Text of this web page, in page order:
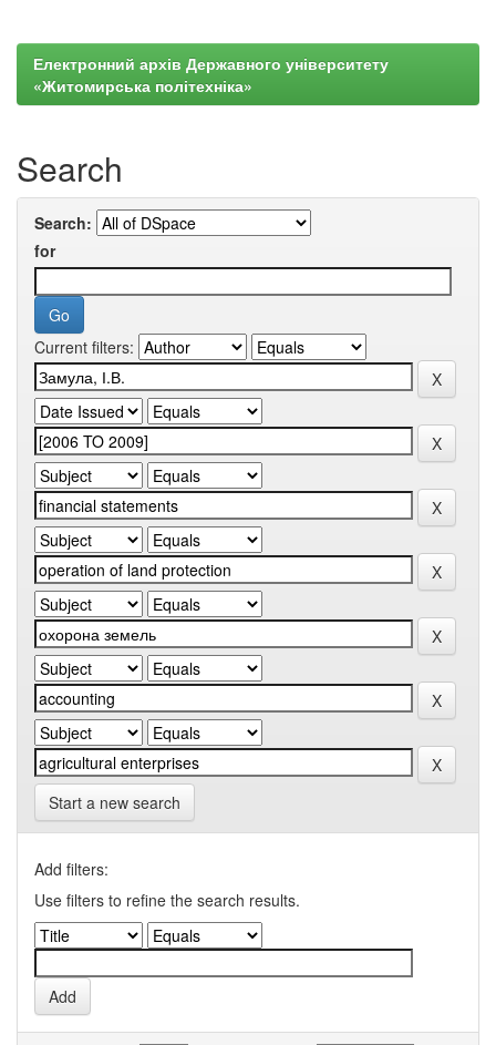
Електронний архів Державного університету
«Житомирська політехніка»
Search
Search:
for
Current filters:
Start a new search
Add filters:
Use filters to refine the search results.